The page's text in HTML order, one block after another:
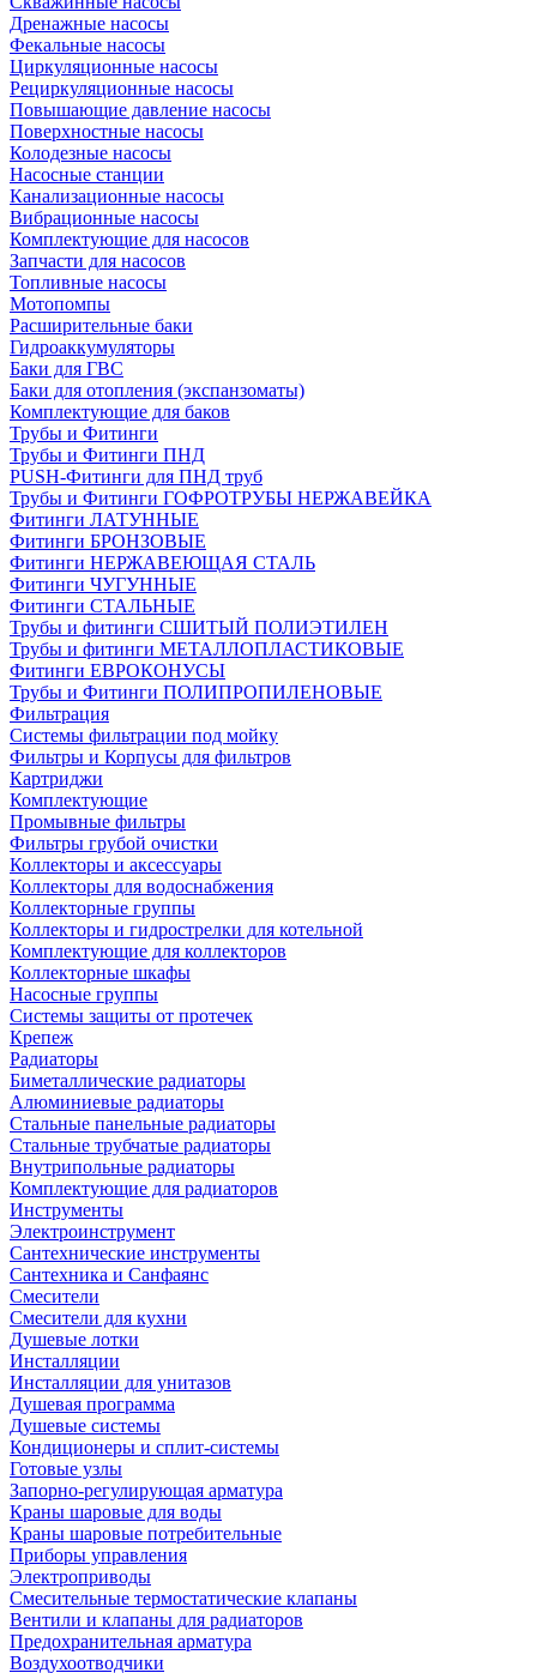
Дренажные насосы
Фекальные насосы
Циркуляционные насосы
Рециркуляционные насосы
Повышающие давление насосы
Поверхностные насосы
Колодезные насосы
Насосные станции
Канализационные насосы
Вибрационные насосы
Комплектующие для насосов
Запчасти для насосов
Топливные насосы
Мотопомпы
Расширительные баки
Гидроаккумуляторы
Баки для ГВС
Баки для отопления (экспанзоматы)
Комплектующие для баков
Трубы и Фитинги
Трубы и Фитинги ПНД
PUSH-Фитинги для ПНД труб
Трубы и Фитинги ГОФРОТРУБЫ НЕРЖАВЕЙКА
Фитинги ЛАТУННЫЕ
Фитинги БРОНЗОВЫЕ
Фитинги НЕРЖАВЕЮЩАЯ СТАЛЬ
Фитинги ЧУГУННЫЕ
Фитинги СТАЛЬНЫЕ
Трубы и фитинги СШИТЫЙ ПОЛИЭТИЛЕН
Трубы и фитинги МЕТАЛЛОПЛАСТИКОВЫЕ
Фитинги ЕВРОКОНУСЫ
Трубы и Фитинги ПОЛИПРОПИЛЕНОВЫЕ
Фильтрация
Системы фильтрации под мойку
Фильтры и Корпусы для фильтров
Картриджи
Комплектующие
Промывные фильтры
Фильтры грубой очистки
Коллекторы и аксессуары
Коллекторы для водоснабжения
Коллекторные группы
Коллекторы и гидрострелки для котельной
Комплектующие для коллекторов
Коллекторные шкафы
Насосные группы
Системы защиты от протечек
Крепеж
Радиаторы
Биметаллические радиаторы
Алюминиевые радиаторы
Стальные панельные радиаторы
Стальные трубчатые радиаторы
Внутрипольные радиаторы
Комплектующие для радиаторов
Инструменты
Электроинструмент
Сантехнические инструменты
Сантехника и Санфаянс
Смесители
Смесители для кухни
Душевые лотки
Инсталляции
Инсталляции для унитазов
Душевая программа
Душевые системы
Кондиционеры и сплит-системы
Готовые узлы
Запорно-регулирующая арматура
Краны шаровые для воды
Краны шаровые потребительные
Приборы управления
Электроприводы
Смесительные термостатические клапаны
Вентили и клапаны для радиаторов
Предохранительная арматура
Воздухоотводчики